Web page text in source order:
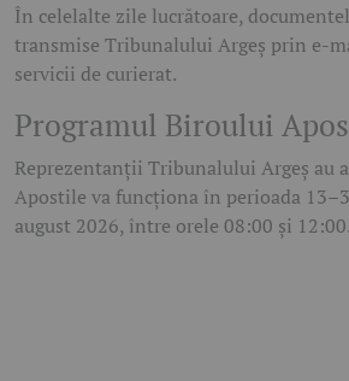
În celelalte zile lucrătoare,
transmise Tribunalului Argeș prin e-
servicii de curierat.
Programul Biroului
Reprezentanții Tribunalului Argeș au
Apostile va funcționa în perioada
august 2026, între orele 08:00 și 12:00.